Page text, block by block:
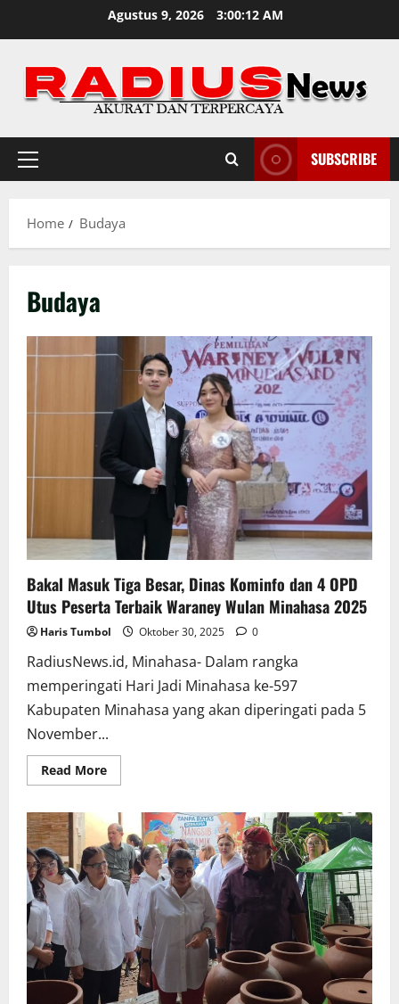
to
Agustus 9, 2026 3:00:13 AM
Primary
SUBSCRIBE
Home Budaya
Budaya
Bakal Masuk Tiga Besar, Dinas Kominfo dan 4 OPD
Utus Peserta Terbaik Waraney Wulan Minahasa 2025
Haris Tumbol Oktober 30, 2025 0
RadiusNews.id, Minahasa- Dalam rangka
memperingati Hari Jadi Minahasa ke-597
Kabupaten Minahasa yang akan diperingati pada 5
November...
Read MoreRead
more
Masuk
Tiga
Besar,
Dinas
Kominfo
dan
4
OPD
Utus
Peserta
Terbaik
Waraney
Wulan
Minahasa
2025